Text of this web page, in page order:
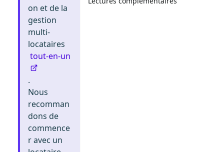
on et de la
gestion
multi-
locataires
tout-en-un
.
Nous
recomman
dons de
commence
r avec un